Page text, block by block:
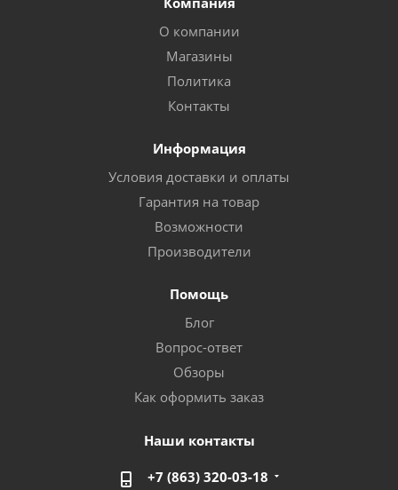
О компании
Магазины
Политика
Контакты
Информация
Условия доставки и оплаты
Гарантия на товар
Возможности
Производители
Помощь
Блог
Вопрос-ответ
Обзоры
Как оформить заказ
Наши контакты
+7 (863) 320-03-18